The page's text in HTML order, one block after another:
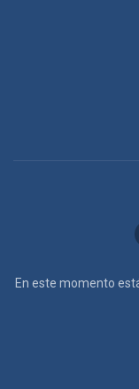
En este momento